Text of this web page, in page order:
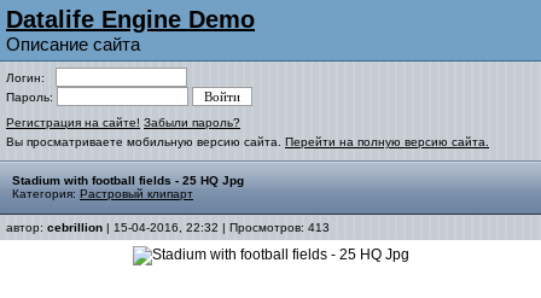
Datalife Engine Demo
Описание сайта
Логин:
Пароль:
Регистрация на сайте! Забыли пароль?
Вы просматриваете мобильную версию сайта. Перейти на полную версию сайта.
Stadium with football fields - 25 HQ Jpg
Категория: Растровый клипарт
автор: cebrillion | 15-04-2016, 22:32 | Просмотров: 413